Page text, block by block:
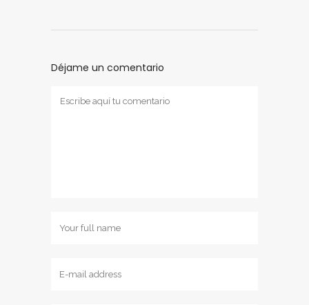
Déjame un comentario